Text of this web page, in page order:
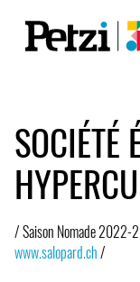
SOCIÉTÉ
/ Saison Nomade 2022-
www.salopard.ch/